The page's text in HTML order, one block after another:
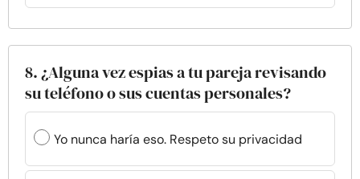
8. ¿Alguna vez espias a tu pareja revisando
su teléfono o sus cuentas personales?
Yo nunca haría eso. Respeto su privacidad